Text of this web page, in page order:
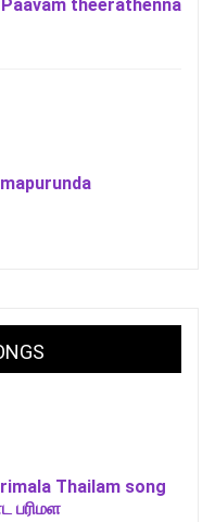
theerathenna
Thailam song
பரிமள